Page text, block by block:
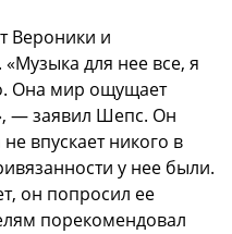
Вероники и
для нее все, я
Она мир ощущает
— заявил Шепс. Он
впускает никого в
у нее были.
он попросил ее
порекомендовал